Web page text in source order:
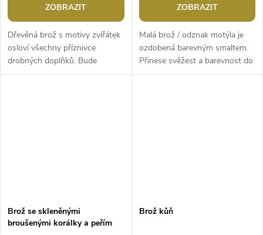
ZOBRAZIT
Dřevěná brož s motivy zvířátek
osloví všechny příznivce
drobných doplňků. Bude
skvělou ozdobou halenek, košil,
ZOBRAZIT
Malá brož / odznak motýla je
ozdobená barevným smaltem.
Přinese svěžest a barevnost do
každého outfitu. Perfektně se
Brož se skleněnými
broušenými korálky a peřím
Brož kůň